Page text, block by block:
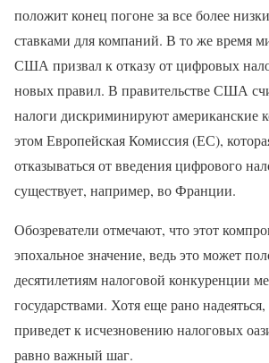
положит конец погоне за все более
ставками для компаний. В то же время
США призвал к отказу от цифровых
новых правил. В правительстве США
налоги дискриминируют американские
этом Европейская Комиссия (ЕС),
отказываться от введения цифрового
существует, например, во Франции.
Обозреватели отмечают, что этот
эпохальное значение, ведь это может
десятилетиям налоговой конкуренции
государствами. Хотя еще рано
приведет к исчезновению налоговых
равно важный шаг.